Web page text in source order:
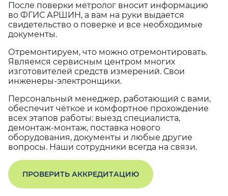
После поверки метролог вносит информацию
во ФГИС АРШИН, а вам на руки выдается
свидетельство о поверке и все необходимые
документы.
Отремонтируем, что можно отремонтировать.
Являемся сервисным центром многих
изготовителей средств измерений. Свои
инженеры-электронщики.
Персональный менеджер, работающий с вами,
обеспечит чёткое и комфортное прохождение
всех этапов работы: выезд специалиста,
демонтаж-монтаж, поставка нового
оборудования, документы и любые другие
вопросы. Наши сотрудники всегда на связи.
ПРОВЕРИТЬ АККРЕДИТАЦИЮ